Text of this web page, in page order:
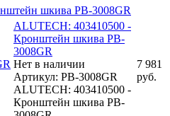
шкива PB-3008GR
ALUTECH: 403410500 -
Кронштейн шкива PB-
3008GR
Нет в наличии
Артикул: PB-3008GR
ALUTECH: 403410500 -
Кронштейн шкива PB-
7 981
руб.